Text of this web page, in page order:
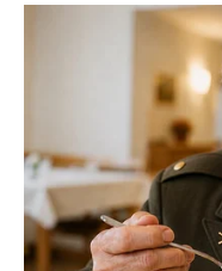
šalica naribane mrkve
kockice; dvije žlice
šalica ribane mozzarelle
NAČIN PRIPREME:
Zagrijte pećnicu na
23×33 cm obložiti ga
U većoj zdjeli za